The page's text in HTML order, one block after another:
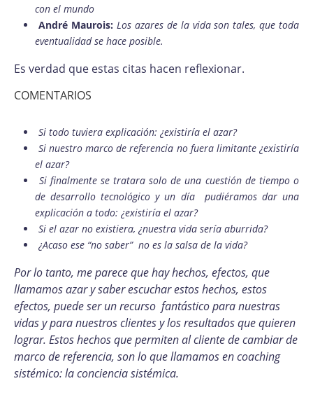
con el mundo
André Maurois: Los azares de la vida son tales, que toda
eventualidad se hace posible.
Es verdad que estas citas hacen reflexionar.
COMENTARIOS
Si todo tuviera explicación: ¿existiría el azar?
Si nuestro marco de referencia no fuera limitante ¿existiría
el azar?
Si finalmente se tratara solo de una cuestión de tiempo o
de desarrollo tecnológico y un día pudiéramos dar una
explicación a todo: ¿existiría el azar?
Si el azar no existiera, ¿nuestra vida sería aburrida?
¿Acaso ese “no saber” no es la salsa de la vida?
Por lo tanto, me parece que hay hechos, efectos, que
llamamos azar y saber escuchar estos hechos, estos
efectos, puede ser un recurso fantástico para nuestras
vidas y para nuestros clientes y los resultados que quieren
lograr. Estos hechos que permiten al cliente de cambiar de
marco de referencia, son lo que llamamos en coaching
sistémico: la conciencia sistémica.